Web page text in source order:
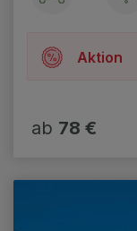
Aktion
13 = 12
Aufenthalt
ab 78 €